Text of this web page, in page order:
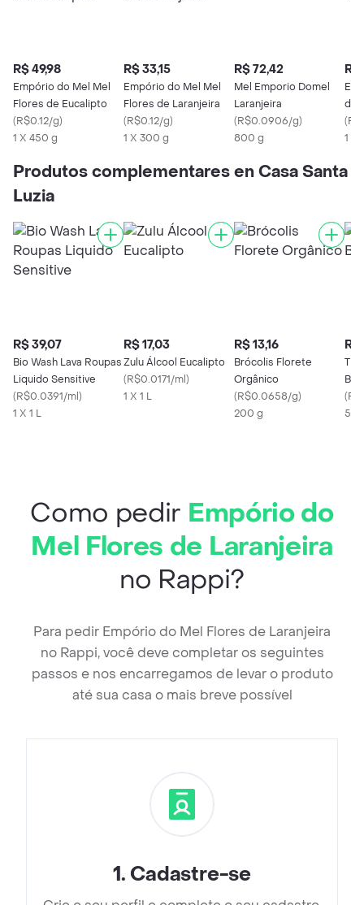
R$ 49,98
Empório do Mel Mel
Flores de Eucalipto
(R$0.12/g)
1 X 450 g
R$ 33,15
Empório do Mel Mel
Flores de Laranjeira
(R$0.12/g)
1 X 300 g
R$ 72,42
Mel Emporio Domel
Laranjeira
(R$0.0906/g)
800 g
R$
do
(
1 X
Produtos complementares en Casa Santa
Luzia
R$ 39,07
Bio Wash Lava Roupas
Liquido Sensitive
(R$0.0391/ml)
1 X 1 L
R$ 17,03
Zulu Álcool Eucalipto
(R$0.0171/ml)
1 X 1 L
R$ 13,16
Brócolis Florete
Orgânico
(R$0.0658/g)
200 g
R$
Tio
(
Como pedir Empório do
Mel Flores de Laranjeira
no Rappi?
Para pedir Empório do Mel Flores de Laranjeira
no Rappi, você deve completar os seguintes
passos e nos encarregamos de levar o produto
até sua casa o mais breve possível
1. Cadastre-se